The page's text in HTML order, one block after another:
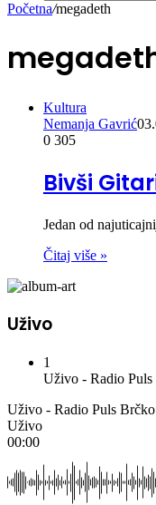
Početna/megadeth
Kultura
Nemanja Gavrić
0 305
Bivši
Jedan od
Čitaj više »
Uživo
1
Uživo - Radio
Uživo - Radio Puls
Uživo
00:00